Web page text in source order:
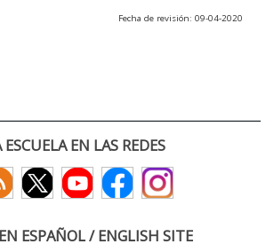
Fecha de revisión: 09-04-2020
ESCUELA EN LAS REDES
ESPAÑOL / ENGLISH SITE